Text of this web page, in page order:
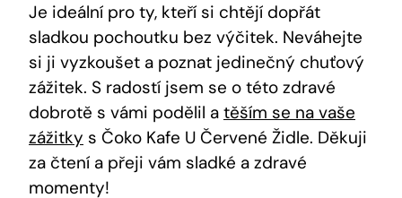
Je ideální pro ty, kteří si chtějí dopřát
sladkou pochoutku bez výčitek. Neváhejte
si ji vyzkoušet a poznat jedinečný chuťový
zážitek. S radostí jsem se o této zdravé
dobrotě s vámi podělil a těším se na vaše
zážitky s Čoko Kafe U Červené Židle. Děkuji
za čtení a přeji vám sladké a zdravé
momenty!